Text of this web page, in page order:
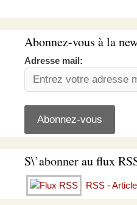
Abonnez-vous à la
Adresse mail:
S\’abonner au flux
RSS -